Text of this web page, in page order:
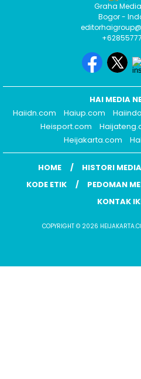
Graha
Bogor -
HAI MEDIA
Haiidn.com
Haiup.com
Heisport.com
Heijakarta.com
HOME HISTORI MEDIA
KODE ETIK
PEDOMAN
KONTAK
COPYRIGHT © 2026